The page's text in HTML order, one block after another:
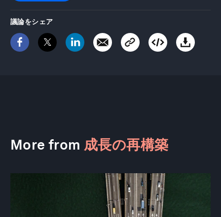
議論をシェア
More from 成長の再構築